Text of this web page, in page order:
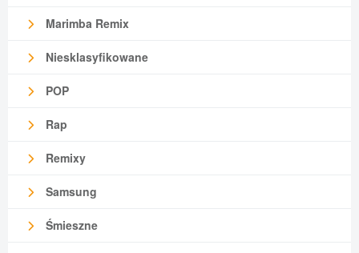
Marimba Remix
Niesklasyfikowane
POP
Rap
Remixy
Samsung
Śmieszne